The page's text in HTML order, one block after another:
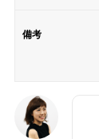
備考